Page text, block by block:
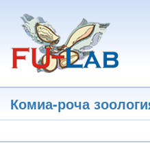
основному
содержанию
Комиа-роча